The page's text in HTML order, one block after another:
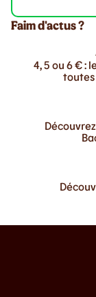
Faim d'actus ?
4, 5 ou 6 € :
toutes